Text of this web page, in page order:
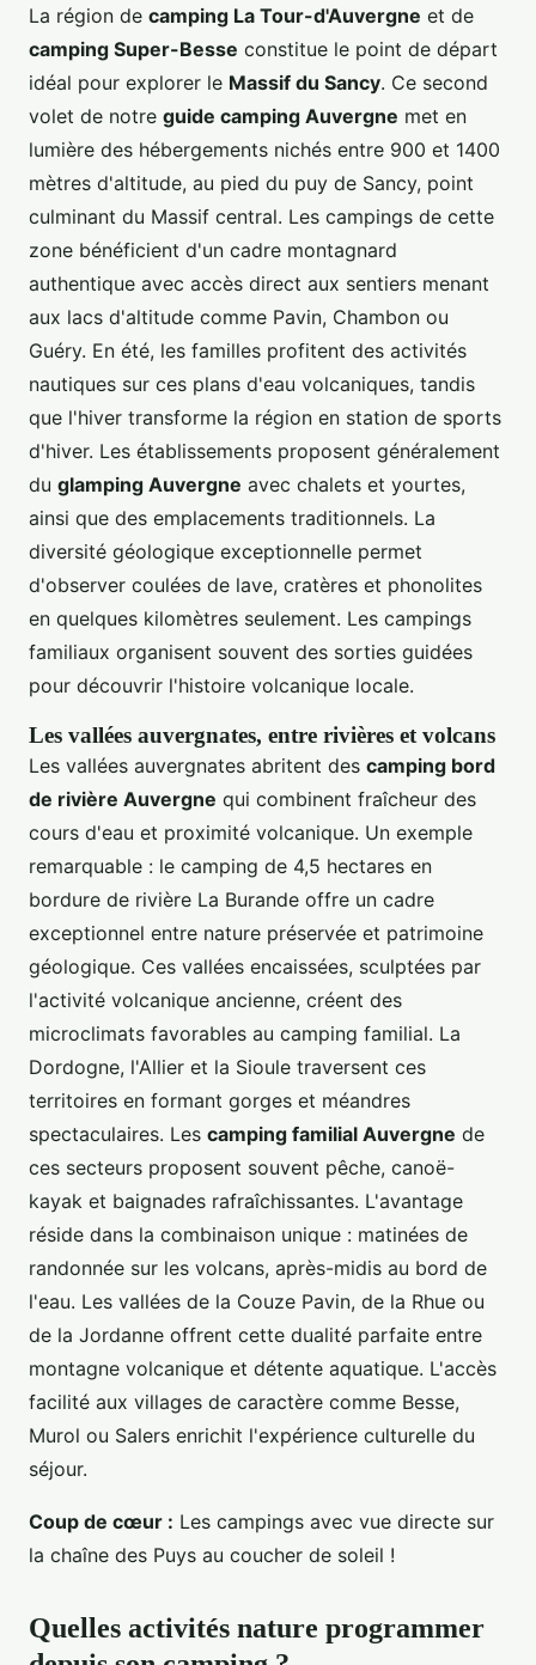
La région de camping La Tour-d'Auvergne et de
camping Super-Besse constitue le point de départ
idéal pour explorer le Massif du Sancy. Ce second
volet de notre guide camping Auvergne met en
lumière des hébergements nichés entre 900 et 1400
mètres d'altitude, au pied du puy de Sancy, point
culminant du Massif central. Les campings de cette
zone bénéficient d'un cadre montagnard
authentique avec accès direct aux sentiers menant
aux lacs d'altitude comme Pavin, Chambon ou
Guéry. En été, les familles profitent des activités
nautiques sur ces plans d'eau volcaniques, tandis
que l'hiver transforme la région en station de sports
d'hiver. Les établissements proposent généralement
du glamping Auvergne avec chalets et yourtes,
ainsi que des emplacements traditionnels. La
diversité géologique exceptionnelle permet
d'observer coulées de lave, cratères et phonolites
en quelques kilomètres seulement. Les campings
familiaux organisent souvent des sorties guidées
pour découvrir l'histoire volcanique locale.
Les vallées auvergnates, entre rivières et volcans
Les vallées auvergnates abritent des camping bord
de rivière Auvergne qui combinent fraîcheur des
cours d'eau et proximité volcanique. Un exemple
remarquable : le camping de 4,5 hectares en
bordure de rivière La Burande offre un cadre
exceptionnel entre nature préservée et patrimoine
géologique. Ces vallées encaissées, sculptées par
l'activité volcanique ancienne, créent des
microclimats favorables au camping familial. La
Dordogne, l'Allier et la Sioule traversent ces
territoires en formant gorges et méandres
spectaculaires. Les camping familial Auvergne de
ces secteurs proposent souvent pêche, canoë-
kayak et baignades rafraîchissantes. L'avantage
réside dans la combinaison unique : matinées de
randonnée sur les volcans, après-midis au bord de
l'eau. Les vallées de la Couze Pavin, de la Rhue ou
de la Jordanne offrent cette dualité parfaite entre
montagne volcanique et détente aquatique. L'accès
facilité aux villages de caractère comme Besse,
Murol ou Salers enrichit l'expérience culturelle du
séjour.
Coup de cœur : Les campings avec vue directe sur
la chaîne des Puys au coucher de soleil !
Quelles activités nature programmer